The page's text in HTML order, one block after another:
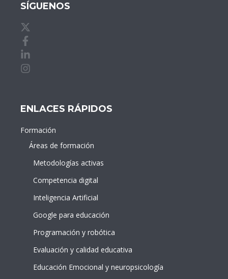
SÍGUENOS
ENLACES RÁPIDOS
Formación
Áreas de formación
Metodologías activas
Competencia digital
Inteligencia Artificial
Google para educación
Programación y robótica
Evaluación y calidad educativa
Educación Emocional y neuropsicología